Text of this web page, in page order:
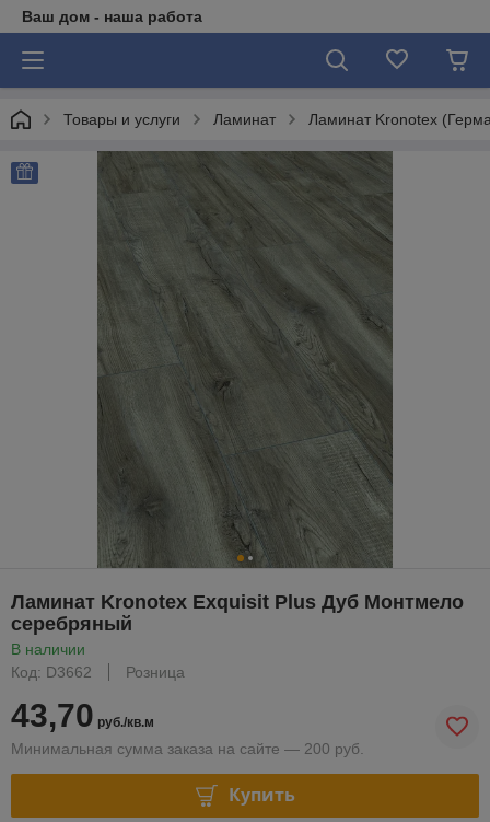
Ваш дом - наша работа
Товары и услуги Ламинат Ламинат Kronotex
Ламинат Kronotex Exquisit Plus Дуб Монтмело
серебряный
В наличии
Код: D3662
Розница
43,70 руб./кв.м
Минимальная сумма заказа на сайте — 200 руб.
Купить